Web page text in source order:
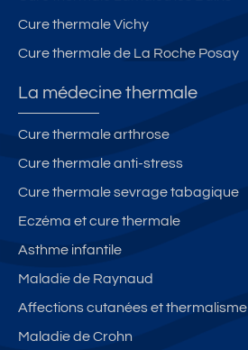
Cure thermale Vichy
Cure thermale de La Roche Posay
La médecine thermale
Cure thermale arthrose
Cure thermale anti-stress
Cure thermale sevrage tabagique
Eczéma et cure thermale
Asthme infantile
Maladie de Raynaud
Affections cutanées et thermalisme
Maladie de Crohn